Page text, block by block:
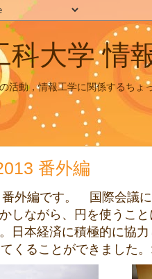
科大学 情
活動，情報工学に関係するちょ
番外編
番外編です。 国際会議
しながら、円を使うこ
日本経済に積極的に協
くることができました